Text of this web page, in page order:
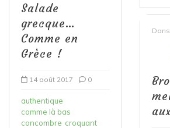
Salade
grecque…
Comme en
Grèce !
14 août 2017 0
authentique
comme là bas
concombre croquant
Dans